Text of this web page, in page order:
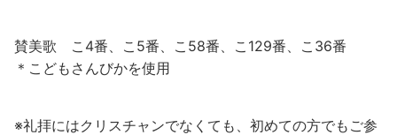
賛美歌 こ4番、こ5番、こ58番、こ129番、こ36番
＊こどもさんびかを使用
※礼拝にはクリスチャンでなくても、初めての方でもご参